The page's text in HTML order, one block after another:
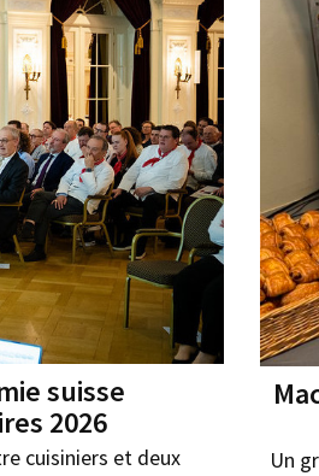
suisse
2026
cuisiniers et deux
Un